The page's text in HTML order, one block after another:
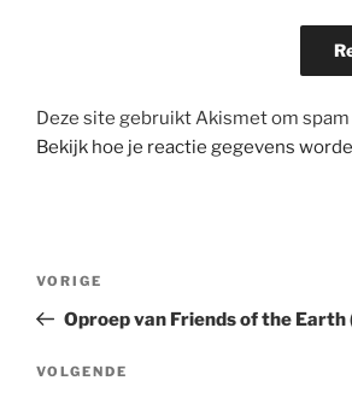
Deze site gebruikt Akismet om
Bekijk hoe je reactie gegevens
Vorig
bericht
VORIGE
Oproep van Friends of the Earth
Volgend
VOLGENDE